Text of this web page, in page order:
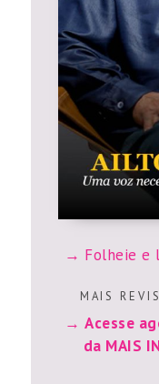
Folheie e
M A I S R E V I S
Acesse
da MAIS